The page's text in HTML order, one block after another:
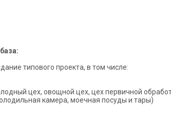
типового проекта, в том числе:
цех, овощной цех, цех первичной
камера, моечная посуды и тары)